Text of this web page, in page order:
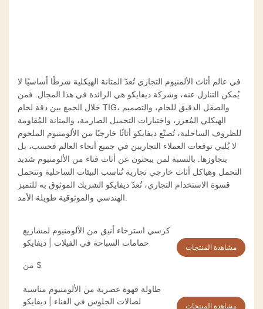
في عالم أثاث الألمنيوم التجاري تُعدّ المتانة الهيكلية شرطًا أساسيًا لا
يُمكن التنازل عنه، وشركة ديفايكو هي الرائدة في هذا المجال. فمن
خلال الجمع بين دقة لحام TIG، والصقل الدقيق للحام، والتصميم
الهيكلي المُعزز، واختبارات التحميل الصارمة، والمتانة المُقاومة
للظروف الساحلية، تُصنّع ديفايكو أثاثًا خارجيًا من الألومنيوم الملحوم
لا يُلبي توقعات العملاء التجاريين في جميع أنحاء العالم فحسب، بل
يتجاوزها. بالنسبة لمن يبحثون عن أثاث فناء من الألومنيوم شديد
التحمل وهياكل أثاث خارجي تجارية تُناسب البيئات الساحلية وتتحمل
قسوة الاستخدام التجاري، تُعدّ ديفايكو الشريك الموثوق به للتميز
الهندسي والموثوقية طويلة الأمد.
كرسي استرخاء أنيق من الألومنيوم لمشاريع
حمامات السباحة في الفيلات | ديفايكو
$
مشاهدة المنتجات
طاولة قهوة عصرية من الألومنيوم مناسبة
لصالات الجلوس في الفناء | ديفايكو
مشاهدة المنتجات